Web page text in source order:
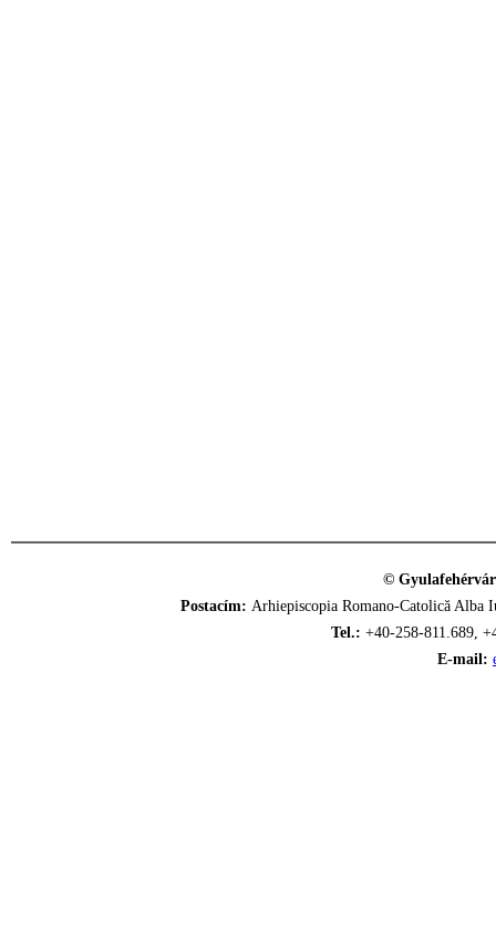
©
Postacím: Arhiepiscopia Romano-Catolică
Tel.: +40-258-811.689,
E-mail: